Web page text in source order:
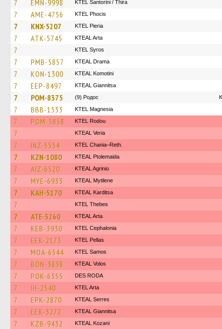
7 EMN-9998 KTEL Santorini / Thira
7 AME-4756 ΚΤΕL Phocis
7 KNX-5207 KTEL Pieria
7 ATK-5745 KTEAL Arta
7 KTEL Syros
7 PMB-5857 KTEAL Drama
7 KON-1300 KTEAL Komotini
7 EEP-8497 KTEAL Giannitsa
7 POM-8375 (9) Родос
7 BBB-1533 ΚΤΕL Magnesia
7 POM-5858 ΚΤΕL Rodou
7 KTEAL Veria
7 INZ-5554 KTEL Chania–Reth.
7 KZN-1080 KTEAL Ptolemaida
7 AIZ-6520 KTEAL Agrinio
7 MYE-6933 KTEAL Mytilene
7 KAH-5170 KTEAL Karditsa
7 KTEL Thebes
7 ATE-3260 KTEAL Arta
7 KEB-3930 KTEL Cephalonia
7 EEK-2173 KTEL Pellas
7 MOA-6544 KTEL Samos
7 BON-3838 KTEAL Volos
7 POK-6355 DES RODA
7 IH-2540 KTEL Arta
7 EPK-2870 KTEAL Serres
7 EEK-3272 KTEAL Giannitsa
7 KZB-9432 KTEAL Kozani